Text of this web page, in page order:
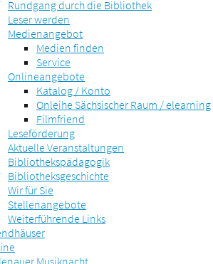
Rundgang durch die Bibliothek
Leser werden
Medienangebot
Medien finden
Service
Onlineangebote
Katalog / Konto
Onleihe Sächsischer Raum / elearning
Filmfriend
Leseförderung
Aktuelle Veranstaltungen
Bibliothekspädagogik
Bibliotheksgeschichte
Wir für Sie
Stellenangebote
Weiterführende Links